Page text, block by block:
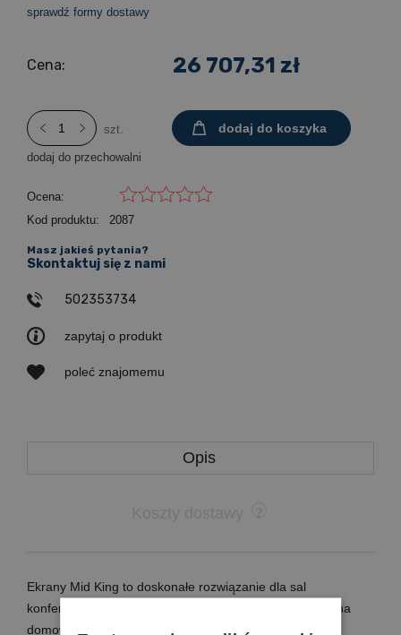
sprawdź formy dostawy
Cena: 26 707,31 zł
szt. dodaj do koszyka
dodaj do przechowalni
Ocena:
Kod produktu:
2087
zapytaj o produkt
poleć znajomemu
Masz jakieś pytania?
Skontaktuj się z nami
502353734
Opis
Ekrany Mid King to doskonałe rozwiązanie dla sal
konferencyjnych, auli, galerii handlowych lub dużego kina
domowego. Duże rozmiary (4 do 7m) wymagają innych